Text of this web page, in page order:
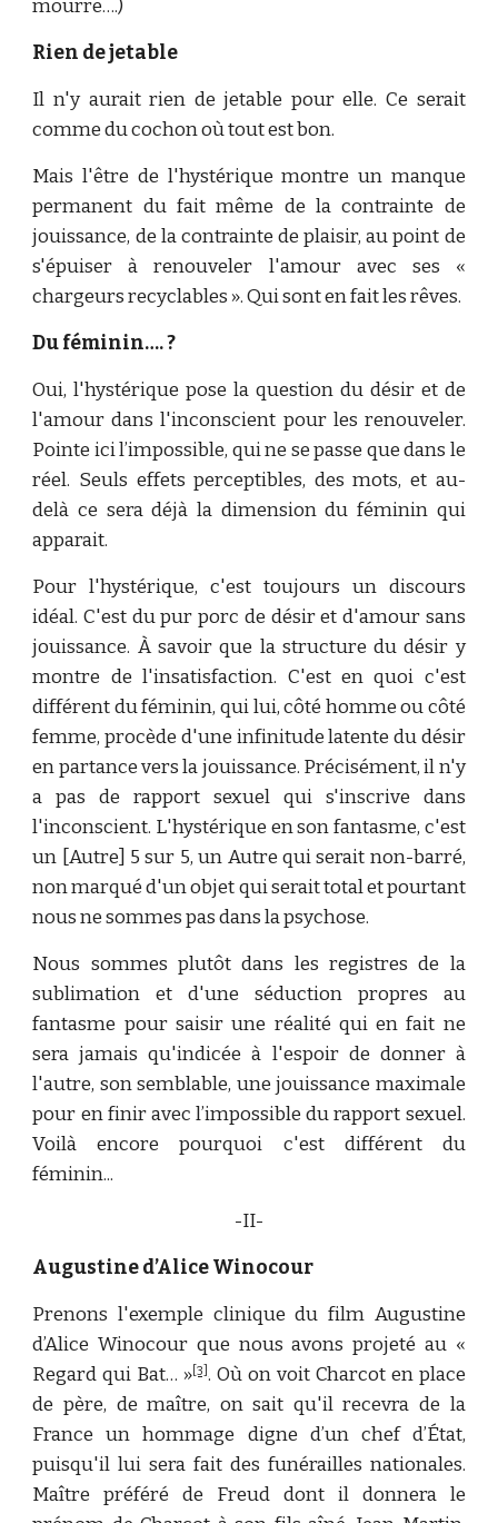
mourre….)
Rien de jetable
Il n'y aurait rien de jetable pour elle. Ce serait
comme du cochon où tout est bon.
Mais l'être de l'hystérique montre un manque
permanent du fait même de la contrainte de
jouissance, de la contrainte de plaisir, au point de
s'épuiser à renouveler l'amour avec ses «
chargeurs recyclables ». Qui sont en fait les rêves.
Du féminin…. ?
Oui, l'hystérique pose la question du désir et de
l'amour dans l'inconscient pour les renouveler.
Pointe ici l’impossible, qui ne se passe que dans le
réel. Seuls effets perceptibles, des mots, et au-
delà ce sera déjà la dimension du féminin qui
apparait.
Pour l'hystérique, c'est toujours un discours
idéal. C'est du pur porc de désir et d'amour sans
jouissance. À savoir que la structure du désir y
montre de l'insatisfaction. C'est en quoi c'est
différent du féminin, qui lui, côté homme ou côté
femme, procède d'une infinitude latente du désir
en partance vers la jouissance. Précisément, il n'y
a pas de rapport sexuel qui s'inscrive dans
l'inconscient. L'hystérique en son fantasme, c'est
un [Autre] 5 sur 5, un Autre qui serait non-barré,
non marqué d'un objet qui serait total et pourtant
nous ne sommes pas dans la psychose.
Nous sommes plutôt dans les registres de la
sublimation et d'une séduction propres au
fantasme pour saisir une réalité qui en fait ne
sera jamais qu'indicée à l'espoir de donner à
l'autre, son semblable, une jouissance maximale
pour en finir avec l’impossible du rapport sexuel.
Voilà encore pourquoi c'est différent du
féminin...
-II-
Augustine d’Alice Winocour
Prenons l'exemple clinique du film Augustine
d’Alice Winocour que nous avons projeté au «
Regard qui Bat… » [3] . Où on voit Charcot en place
de père, de maître, on sait qu'il recevra de la
France un hommage digne d’un chef d’État,
puisqu'il lui sera fait des funérailles nationales.
Maître préféré de Freud dont il donnera le